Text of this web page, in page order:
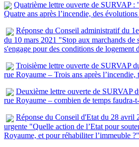
Quatrième lettre ouverte de SURVAP :
Quatre ans après l’incendie, des
Réponse du Conseil administratif du
du 10 mars 2021 "Stop aux marchands
s'engage pour des conditions de logement
Troisième lettre ouverte de SURVAP
rue Royaume – Trois ans après
Deuxième lettre ouverte de SURVAP
rue Royaume – combien de temps faudra-
Réponse du Conseil d'Etat du 28 avril
urgente "Quelle action de l’Etat pour
Royaume, et pour réhabiliter l’immeuble ?"